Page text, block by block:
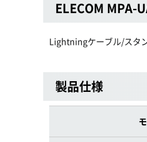
ELECOM MPA-
Lightningケーブル/スタ
製品仕様